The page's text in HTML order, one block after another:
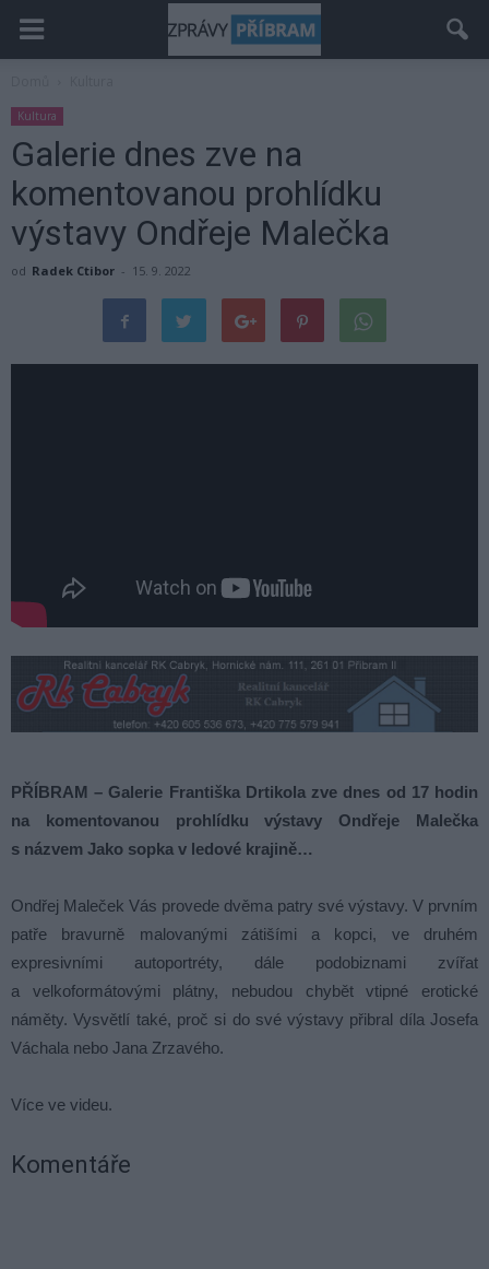
Kultura
Galerie dnes zve na
komentovanou prohlídku
výstavy Ondřeje Malečka
od Radek Ctibor - 15. 9. 2022
PŘÍBRAM – Galerie Františka Drtikola zve dnes od 17 hodin
na komentovanou prohlídku výstavy Ondřeje Malečka
s názvem Jako sopka v ledové krajině…
Ondřej Maleček Vás provede dvěma patry své výstavy. V prvním
patře bravurně malovanými zátišími a kopci, ve druhém
expresivními autoportréty, dále podobiznami zvířat
a velkoformátovými plátny, nebudou chybět vtipné erotické
náměty. Vysvětlí také, proč si do své výstavy přibral díla Josefa
Váchala nebo Jana Zrzavého.
Více ve videu.
Komentáře